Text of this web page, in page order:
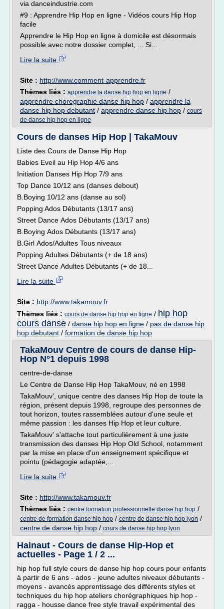
via danceindustrie.com
#9 : Apprendre Hip Hop en ligne - Vidéos cours Hip Hop
facile
Apprendre le Hip Hop en ligne à domicile est désormais
possible avec notre dossier complet, ... Si...
Lire la suite
Site : http://www.comment-apprendre.fr
Thèmes liés : apprendre la danse hip hop en ligne /
apprendre choregraphie danse hip hop / apprendre la
danse hip hop debutant / apprendre danse hip hop / cours
de danse hip hop en ligne
Cours de danses Hip Hop | TakaMouv
Liste des Cours de Danse Hip Hop
Babies Eveil au Hip Hop 4/6 ans
Initiation Danses Hip Hop 7/9 ans
Top Dance 10/12 ans (danses debout)
B.Boying 10/12 ans (danse au sol)
Popping Ados Débutants (13/17 ans)
Street Dance Ados Débutants (13/17 ans)
B.Boying Ados Débutants (13/17 ans)
B.Girl Ados/Adultes Tous niveaux
Popping Adultes Débutants (+ de 18 ans)
Street Dance Adultes Débutants (+ de 18...
Lire la suite
Site : http://www.takamouv.fr
Thèmes liés : cours de danse hip hop en ligne / hip hop
cours danse / danse hip hop en ligne / pas de danse hip
hop debutant / formation de danse hip hop
TakaMouv Centre de cours de danse Hip-
Hop N°1 depuis 1998
centre-de-danse
Le Centre de Danse Hip Hop TakaMouv, né en 1998
TakaMouv', unique centre des danses Hip Hop de toute la
région, présent depuis 1998, regroupe des personnes de
tout horizon, toutes rassemblées autour d'une seule et
même passion : les danses Hip Hop et leur culture.
TakaMouv' s'attache tout particulièrement à une juste
transmission des danses Hip Hop Old School, notamment
par la mise en place d'un enseignement spécifique et
pointu (pédagogie adaptée,...
Lire la suite
Site : http://www.takamouv.fr
Thèmes liés : centre formation professionnelle danse hip hop /
centre de formation danse hip hop / centre de danse hip hop lyon /
centre de danse hip hop / cours de danse hip hop lyon
Hainaut - Cours de danse Hip-Hop et
actuelles - Page 1 / 2 ...
hip hop full style cours de danse hip hop cours pour enfants
à partir de 6 ans - ados - jeune adultes niveaux débutants -
moyens - avancés apprentissage des différents styles et
techniques du hip hop ateliers chorégraphiques hip hop -
ragga - housse dance free style travail expérimental des